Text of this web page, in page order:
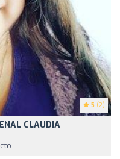
5 (2)
CLAUDIA